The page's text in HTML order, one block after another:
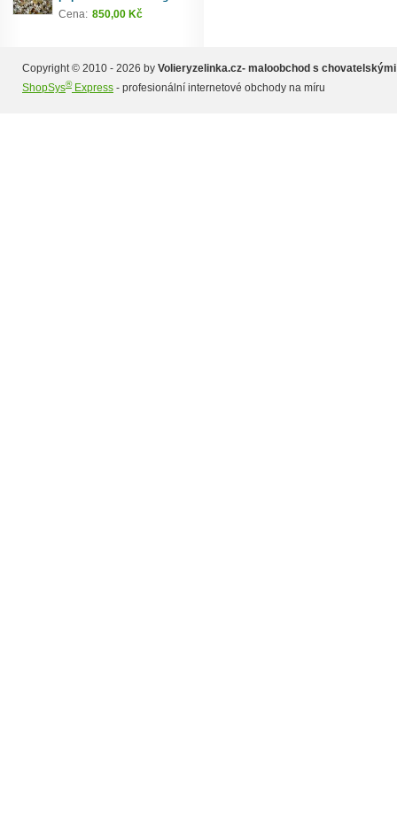
Cena: 850,00 Kč
Copyright © 2010 - 2026 by Volieryzelinka.cz- maloobchod s
ShopSys®Express - profesionální internetové obchody na míru